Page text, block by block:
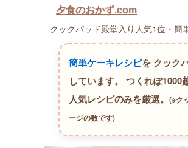
夕食のおかず.com
クックパッド殿堂入り人気1位・
簡単ケーキレシピを クック
しています。 つくれぽ1000
人気レシピのみを厳選。 (※ク
ージの数です)